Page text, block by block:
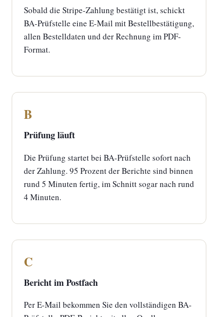
Sobald die Stripe-Zahlung bestätigt ist, schickt
BA-Prüfstelle eine E-Mail mit Bestellbestätigung,
allen Bestelldaten und der Rechnung im PDF-
Format.
B
Prüfung läuft
Die Prüfung startet bei BA-Prüfstelle sofort nach
der Zahlung. 95 Prozent der Berichte sind binnen
rund 5 Minuten fertig, im Schnitt sogar nach rund
4 Minuten.
C
Bericht im Postfach
Per E-Mail bekommen Sie den vollständigen BA-